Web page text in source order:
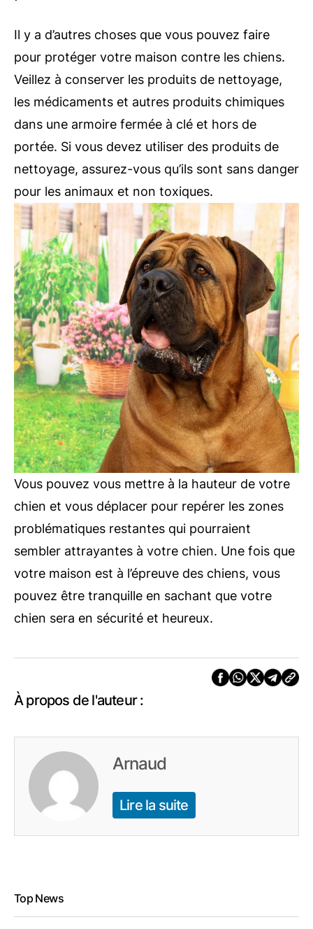
Il y a d’autres choses que vous pouvez faire
pour protéger votre maison contre les chiens.
Veillez à conserver les produits de nettoyage,
les médicaments et autres produits chimiques
dans une armoire fermée à clé et hors de
portée. Si vous devez utiliser des produits de
nettoyage, assurez-vous qu’ils sont sans danger
pour les animaux et non toxiques.
Vous pouvez vous mettre à la hauteur de votre
chien et vous déplacer pour repérer les zones
problématiques restantes qui pourraient
sembler attrayantes à votre chien. Une fois que
votre maison est à l’épreuve des chiens, vous
pouvez être tranquille en sachant que votre
chien sera en sécurité et heureux.
À propos de l'auteur :
Arnaud
Lire la suite
Top News